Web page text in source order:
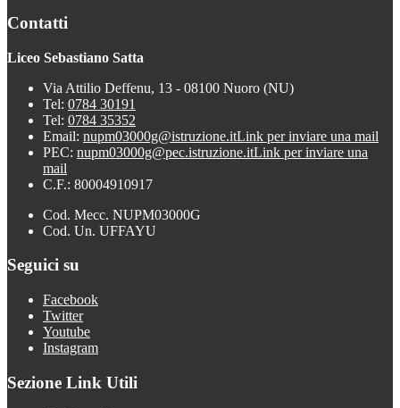
Contatti
Liceo Sebastiano Satta
Via Attilio Deffenu, 13 - 08100 Nuoro (NU)
Tel: 0784 30191
Tel: 0784 35352
Email: nupm03000g@istruzione.itLink per inviare una mail
PEC: nupm03000g@pec.istruzione.itLink per inviare una
mail
C.F.: 80004910917
Cod. Mecc. NUPM03000G
Cod. Un. UFFAYU
Seguici su
Facebook
Twitter
Youtube
Instagram
Sezione Link Utili